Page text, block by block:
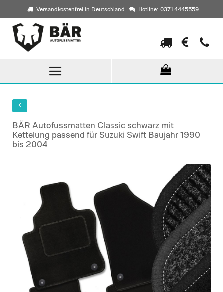
Versandkostenfrei in Deutschland Hotline: 0371 4445559
Direkt
zum
Inhalt
BÄR Autofussmatten Classic schwarz mit
Kettelung passend für Suzuki Swift Baujahr 1990
bis 2004
images
gallery